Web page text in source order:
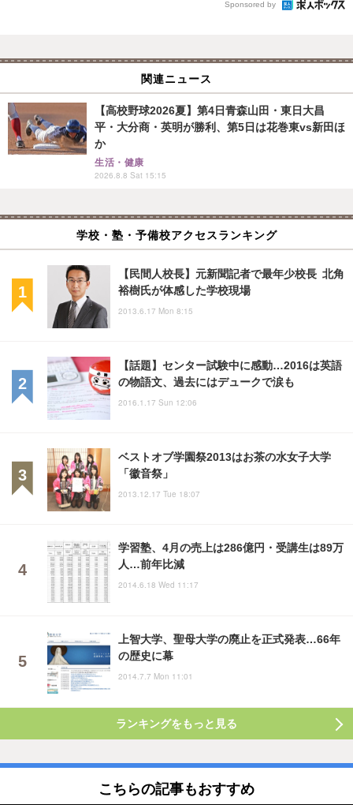
Sponsored by
関連ニュース
【高校野球2026夏】第4日青森山田・東日大昌
平・大分商・英明が勝利、第5日は花巻東vs新田ほ
か
生活・健康
2026.8.8 Sat 15:15
学校・塾・予備校アクセスランキング
【民間人校長】元新聞記者で最年少校長 北角
裕樹氏が体感した学校現場
2013.6.17 Mon 8:15
【話題】センター試験中に感動…2016は英語
の物語文、過去にはデュークで涙も
2016.1.17 Sun 12:06
ベストオブ学園祭2013はお茶の水女子大学
「徽音祭」
2013.12.17 Tue 18:07
学習塾、4月の売上は286億円・受講生は89万
人…前年比減
2014.6.18 Wed 11:17
上智大学、聖母大学の廃止を正式発表…66年
の歴史に幕
2014.7.7 Mon 11:01
ランキングをもっと見る
こちらの記事もおすすめ